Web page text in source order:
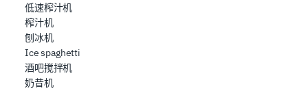
低速榨汁机
榨汁机
刨冰机
Ice spaghetti
酒吧搅拌机
奶昔机